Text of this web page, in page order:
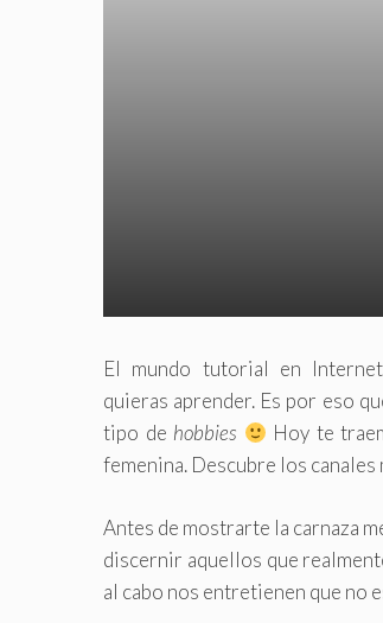
El mundo tutorial en
quieras aprender. Es por eso
tipo de hobbies
Hoy te
femenina. Descubre los canales
Antes de mostrarte la carnaza
discernir aquellos que
al cabo nos entretienen que no